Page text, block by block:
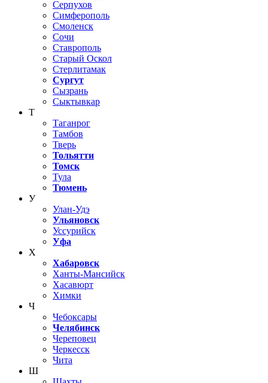
Серпухов
Симферополь
Смоленск
Сочи
Ставрополь
Старый Оскол
Стерлитамак
Сургут
Сызрань
Сыктывкар
Т
Таганрог
Тамбов
Тверь
Тольятти
Томск
Тула
Тюмень
У
Улан-Удэ
Ульяновск
Уссурийск
Уфа
Х
Хабаровск
Ханты-Мансийск
Хасавюрт
Химки
Ч
Чебоксары
Челябинск
Череповец
Черкесск
Чита
Ш